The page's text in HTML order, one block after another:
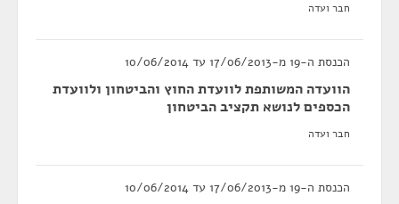
חבר ועדה
הכנסת ה-19 מ-17/06/2013 עד 10/06/2014
הוועדה המשותפת לוועדת החוץ והביטחון ולוועדת
הכספים לנושא תקציב הביטחון
חבר ועדה
הכנסת ה-19 מ-17/06/2013 עד 10/06/2014